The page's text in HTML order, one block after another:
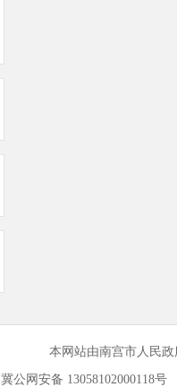
本网站由南宫市人民
冀公网安备 13058102000118号